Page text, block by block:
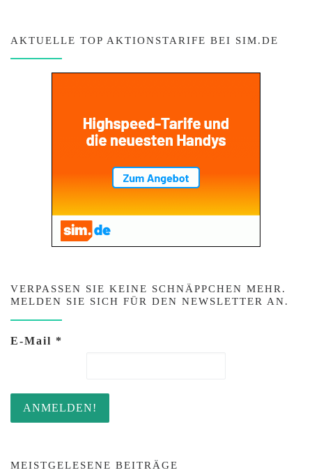
AKTUELLE TOP AKTIONSTARIFE BEI SIM.DE
VERPASSEN SIE KEINE SCHNÄPPCHEN MEHR.
MELDEN SIE SICH FÜR DEN NEWSLETTER AN.
E-Mail *
MEISTGELESENE BEITRÄGE